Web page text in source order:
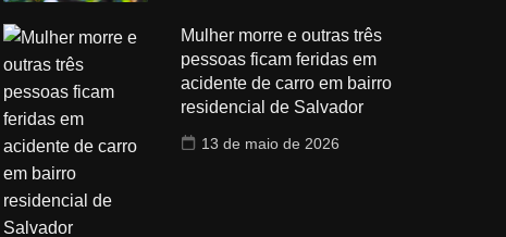
Mulher morre e outras três
pessoas ficam feridas em
acidente de carro em bairro
residencial de Salvador
13 de maio de 2026